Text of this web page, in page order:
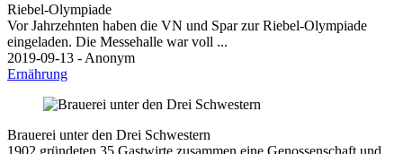
Riebel-Olympiade
Vor Jahrzehnten haben die VN und Spar zur Riebel-Olympiade
eingeladen. Die Messehalle war voll ...
2019-09-13 - Anonym
Ernährung
Brauerei unter den Drei Schwestern
1902 gründeten 35 Gastwirte zusammen eine Genossenschaft und